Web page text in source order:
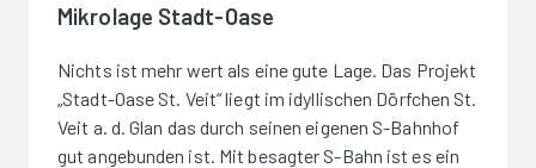
Mikrolage Stadt-Oase
Nichts ist mehr wert als eine gute Lage. Das Projekt
„Stadt-Oase St. Veit“ liegt im idyllischen Dörfchen St.
Veit a. d. Glan das durch seinen eigenen S-Bahnhof
gut angebunden ist. Mit besagter S-Bahn ist es ein